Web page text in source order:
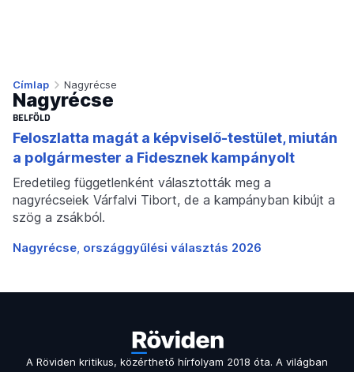
Címlap Nagyrécse
Nagyrécse
BELFÖLD
Feloszlatta magát a képviselő-testület, miután
a polgármester a Fidesznek kampányolt
Eredetileg függetlenként választották meg a
nagyrécseiek Várfalvi Tibort, de a kampányban kibújt a
szög a zsákból.
Nagyrécse országgyűlési választás 2026
A Röviden kritikus, közérthető hírfolyam 2018 óta. A világban